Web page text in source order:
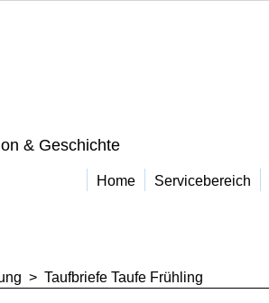
& Geschichte
Home Servicebereich
> Taufbriefe Taufe Frühling